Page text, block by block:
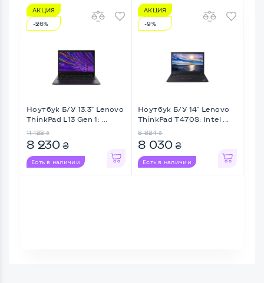
АКЦИЯ
-26%
Ноутбук Б/У 13.3" Lenovo
ThinkPad L13 Gen 1: ...
11 122 ₴
8 230 ₴
Есть в наличии
АКЦИЯ
-9%
Ноутбук Б/У 14" Lenovo
ThinkPad T470S: Intel ...
8 824 ₴
8 030 ₴
Есть в наличии